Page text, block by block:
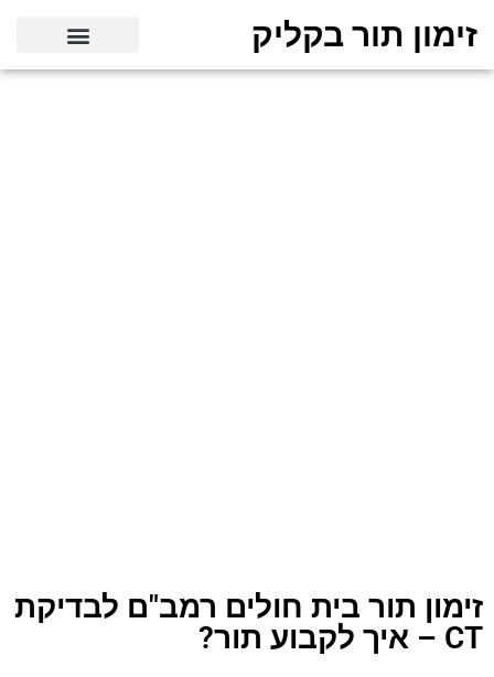
זימון תור בקליק
זימון תור בית חולים רמב"ם לבדיקת
CT – איך לקבוע תור?